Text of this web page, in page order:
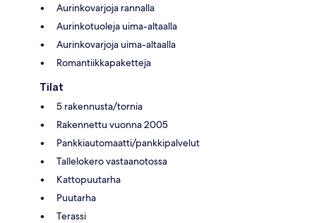
Aurinkovarjoja rannalla
Aurinkotuoleja uima-altaalla
Aurinkovarjoja uima-altaalla
Romantiikkapaketteja
Tilat
5 rakennusta/tornia
Rakennettu vuonna 2005
Pankkiautomaatti/pankkipalvelut
Tallelokero vastaanotossa
Kattopuutarha
Puutarha
Terassi